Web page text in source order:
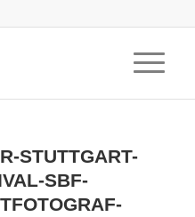
STUTTGART-
SBF-